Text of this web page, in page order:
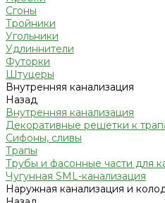
Сгоны
Тройники
Угольники
Удлиннители
Футорки
Штуцеры
Внутренняя канализация
Назад
Внутренняя канализация
Декоративные решетки к
Сифоны, сливы
Трапы
Трубы и фасонные части для
Чугунная SML-канализация
Наружная канализация и